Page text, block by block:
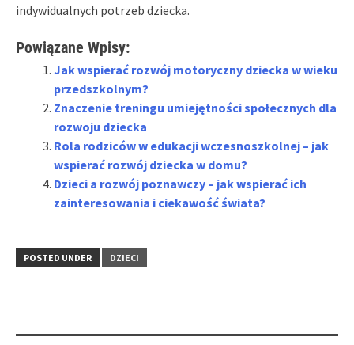
indywidualnych potrzeb dziecka.
Powiązane Wpisy:
Jak wspierać rozwój motoryczny dziecka w wieku
przedszkolnym?
Znaczenie treningu umiejętności społecznych dla
rozwoju dziecka
Rola rodziców w edukacji wczesnoszkolnej – jak
wspierać rozwój dziecka w domu?
Dzieci a rozwój poznawczy – jak wspierać ich
zainteresowania i ciekawość świata?
POSTED UNDER DZIECI